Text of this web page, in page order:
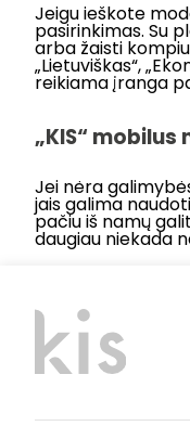
Jeigu ieškote
pasirinkimas. Su
arba žaisti
„Lietuviškas“,
reikiama įranga
„KIS“
Jei nėra
jais galima
pačiu iš namų
daugiau niekada